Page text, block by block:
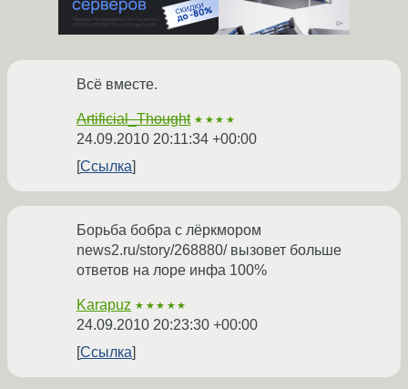
Всё вместе.
Artificial_Thought ★★★★
24.09.2010 20:11:34 +00:00
Ссылка
Борьба бобра с лёркмором
news2.ru/story/268880/ вызовет больше
ответов на лоре инфа 100%
Karapuz ★★★★★
24.09.2010 20:23:30 +00:00
Ссылка